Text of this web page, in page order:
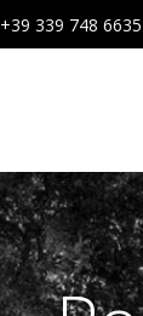
+39 339 748 6635